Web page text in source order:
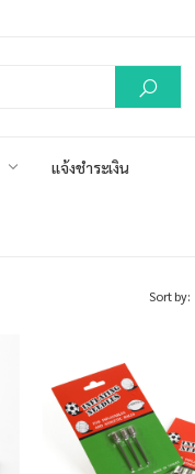
แจ้งชำระเงิน
Sort by: